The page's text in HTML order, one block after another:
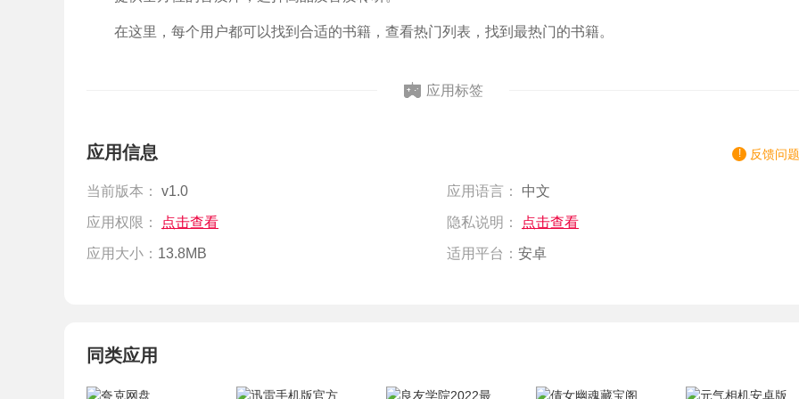
在这里，每个用户都可以找到合适的书籍，查看热门列表，找到最热门的书籍。
应用标签
应用信息 反馈问题
当前版本： v1.0 应用语言： 中文
应用权限： 点击查看 隐私说明： 点击查看
应用大小： 13.8MB 适用平台： 安卓
同类应用